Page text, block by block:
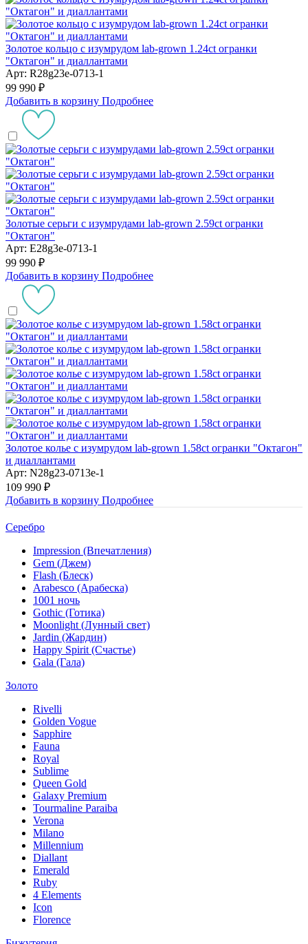
Золотое кольцо с изумрудом lab-grown 1.24ct огранки
"Октагон" и диаллантами
Арт: R28g23e-0713-1
99 990 ₽
Добавить в корзину Подробнее
Золотые серьги с изумрудами lab-grown 2.59ct огранки
"Октагон"
Арт: E28g3e-0713-1
99 990 ₽
Добавить в корзину Подробнее
Золотое колье с изумрудом lab-grown 1.58ct огранки "Октагон"
и диаллантами
Арт: N28g23-0713e-1
109 990 ₽
Добавить в корзину Подробнее
Серебро
Impression (Впечатления)
Gem (Джем)
Flash (Блеск)
Arabesco (Арабеска)
1001 ночь
Gothic (Готика)
Moonlight (Лунный свет)
Jardin (Жардин)
Happy Spirit (Счастье)
Gala (Гала)
Золото
Rivelli
Golden Vogue
Sapphire
Fauna
Royal
Sublime
Queen Gold
Galaxy Premium
Tourmaline Paraiba
Verona
Milano
Millennium
Diallant
Emerald
Ruby
4 Elements
Icon
Florence